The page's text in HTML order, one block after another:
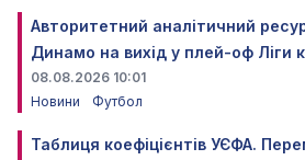
Авторитетний аналітичний
Динамо на вихід у плей-оф Ліги
08.08.2026 10:01
Новини
Футбол
Таблиця коефіцієнтів УЄФА.